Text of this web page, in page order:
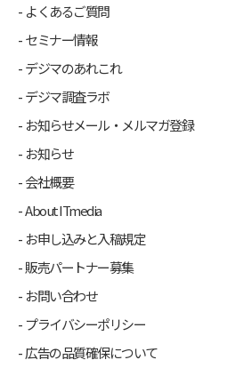
よくあるご質問
セミナー情報
デジマのあれこれ
デジマ調査ラボ
お知らせメール・メルマガ登録
お知らせ
会社概要
About ITmedia
お申し込みと入稿規定
販売パートナー募集
お問い合わせ
プライバシーポリシー
広告の品質確保について